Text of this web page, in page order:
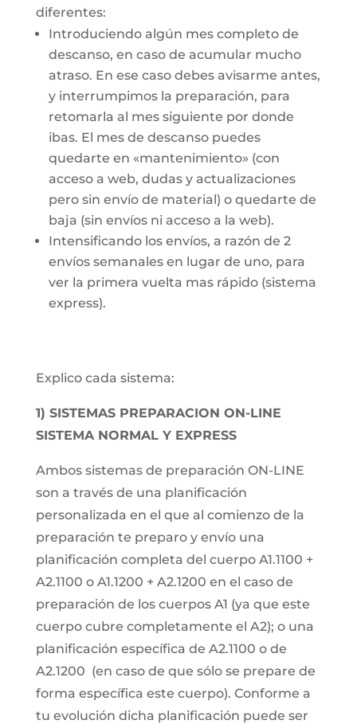
diferentes:
Introduciendo algún mes completo de
descanso, en caso de acumular mucho
atraso. En ese caso debes avisarme antes,
y interrumpimos la preparación, para
retomarla al mes siguiente por donde
ibas. El mes de descanso puedes
quedarte en «mantenimiento» (con
acceso a web, dudas y actualizaciones
pero sin envío de material) o quedarte de
baja (sin envíos ni acceso a la web).
Intensificando los envíos, a razón de 2
envíos semanales en lugar de uno, para
ver la primera vuelta mas rápido (sistema
express).
Explico cada sistema:
1) SISTEMAS PREPARACION ON-LINE
SISTEMA NORMAL Y EXPRESS
Ambos sistemas de preparación ON-LINE
son a través de una planificación
personalizada en el que al comienzo de la
preparación te preparo y envío una
planificación completa del cuerpo A1.1100 +
A2.1100 o A1.1200 + A2.1200 en el caso de
preparación de los cuerpos A1 (ya que este
cuerpo cubre completamente el A2); o una
planificación específica de A2.1100 o de
A2.1200 (en caso de que sólo se prepare de
forma específica este cuerpo). Conforme a
tu evolución dicha planificación puede ser